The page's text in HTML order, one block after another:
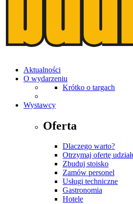
Aktualności
O wydarzeniu
Krótko o targach
Wystawcy
Oferta
Dlaczego warto?
Otrzymaj ofertę
Zbuduj stoisko
Zamów personel
Usługi techniczne
Gastronomia
Hotele